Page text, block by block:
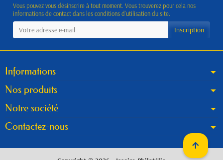
Vous pouvez vous désinscrire à tout moment. Vous trouverez pour cela nos
informations de contact dans les conditions d'utilisation du site.
Informations
Nos produits
Notre société
Contactez-nous